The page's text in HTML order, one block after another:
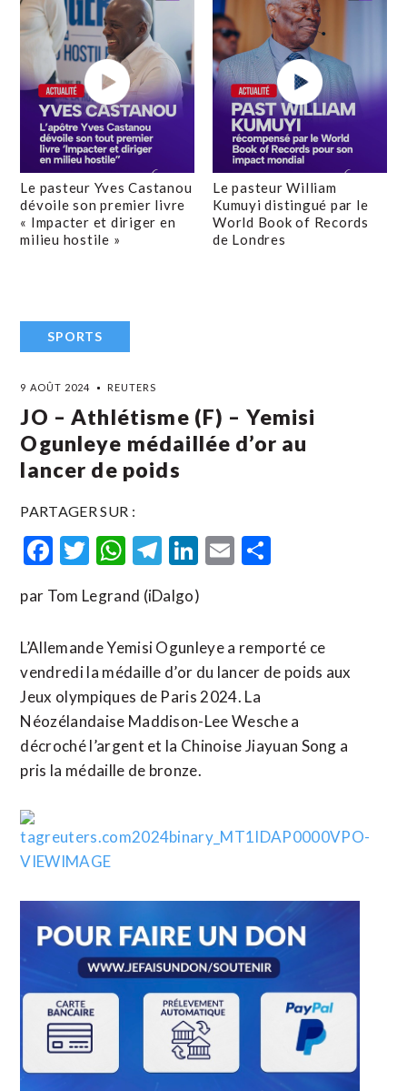
Le pasteur Yves Castanou
dévoile son premier livre
« Impacter et diriger en
milieu hostile »
Le pasteur William
Kumuyi distingué par le
World Book of Records
de Londres
SPORTS
9 AOÛT 2024 REUTERS
JO – Athlétisme (F) – Yemisi
Ogunleye médaillée d’or au
lancer de poids
PARTAGER SUR :
Facebook
Twitter
WhatsApp
Telegram
LinkedIn
Email
par Tom Legrand (iDalgo)
L’Allemande Yemisi Ogunleye a remporté ce
vendredi la médaille d’or du lancer de poids aux
Jeux olympiques de Paris 2024. La
Néozélandaise Maddison-Lee Wesche a
décroché l’argent et la Chinoise Jiayuan Song a
pris la médaille de bronze.